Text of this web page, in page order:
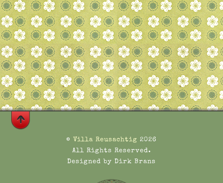
© Villa Reusachtig 2026
All Rights Reserved.
Designed by Dirk Brans